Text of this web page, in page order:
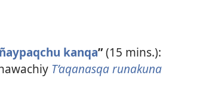
kanqa”(15 mins.):
T’aqanasqa runakuna